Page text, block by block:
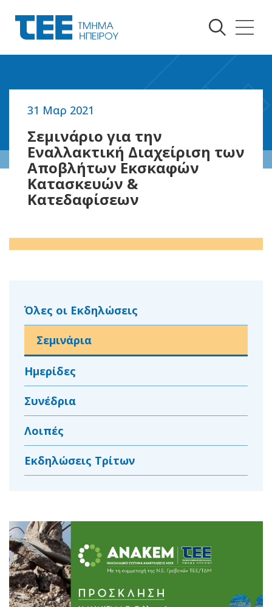
31 Μαρ 2021
Σεμινάριο για την
Εναλλακτική Διαχείριση των
Αποβλήτων Εκσκαφών
Κατασκευών &
Κατεδαφίσεων
Όλες οι Εκδηλώσεις
Σεμινάρια
Ημερίδες
Συνέδρια
Λοιπές
Εκδηλώσεις Τρίτων